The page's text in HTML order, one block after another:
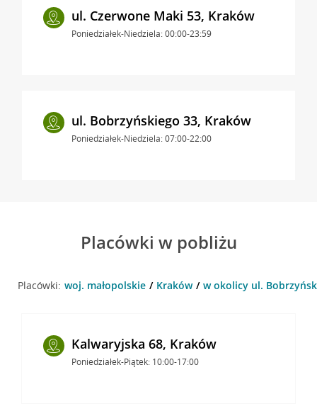
ul. Czerwone Maki 53, Kraków
Poniedziałek-Niedziela: 00:00-23:59
ul. Bobrzyńskiego 33, Kraków
Poniedziałek-Niedziela: 07:00-22:00
Placówki w pobliżu
Placówki: woj. małopolskie Kraków w okolicy ul.
Kalwaryjska 68, Kraków
Poniedziałek-Piątek: 10:00-17:00